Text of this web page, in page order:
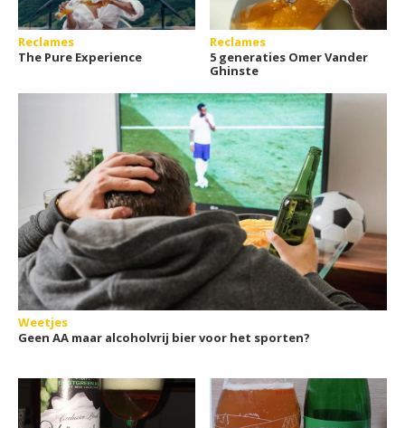
Reclames
The Pure Experience
Reclames
5 generaties Omer Vander
Ghinste
Weetjes
Geen AA maar alcoholvrij bier voor het sporten?